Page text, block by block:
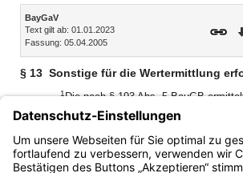
Inhalt
BayGaV
Text gilt ab: 01.01.2023
Fassung: 05.04.2005
§ 13 Sonstige für die Wertermittlung
1Die nach § 193 Abs. 5 BauGB
Wertermittlung erforderlichen Daten
Weise bekannt gemacht.
Geschäftsstelle des
diese Daten verlangen.